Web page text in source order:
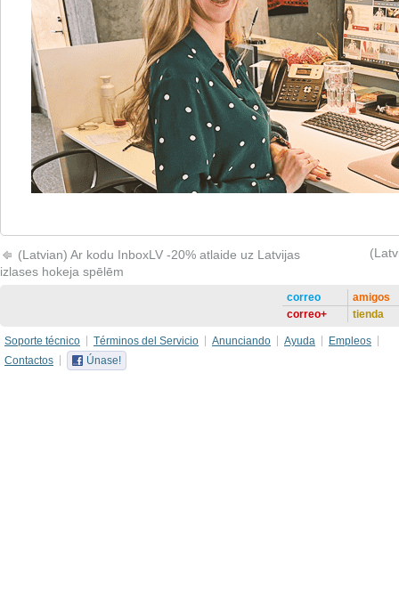
(Latvian) Ar kodu InboxLV -20% atlaide uz Latvijas
izlases hokeja spēlēm
correo
correo+
amigos
tienda
Soporte técnico Términos del Servicio Anunciando Ayuda
Empleos
Contactos
Únase!